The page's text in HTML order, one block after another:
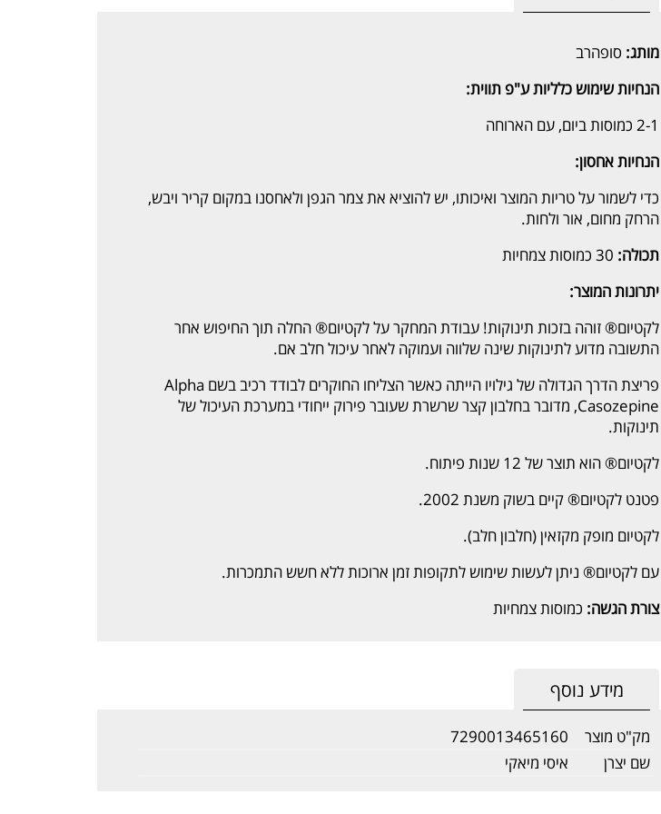
מותג: סופהרב
הנחיות שימוש כלליות ע"פ תווית:
2-1 כמוסות ביום, עם הארוחה
הנחיות אחסון:
כדי לשמור על טריות המוצר ואיכותו, יש להוציא את צמר הגפן ולאחסנו במקום קריר ויבש,
הרחק מחום, אור ולחות.
תכולה:
יתרונות המוצר:
לקטיום® זוהה בזכות תינוקות! עבודת המחקר על לקטיום® החלה תוך החיפוש אחר
התשובה מדוע לתינוקות שינה שלווה ועמוקה לאחר עיכול חלב אם.
פריצת הדרך הגדולה של גילויו הייתה כאשר הצליחו החוקרים לבודד רכיב בשם Alpha
Casozepine, מדובר בחלבון קצר שרשרת שעובר פירוק ייחודי במערכת העיכול של
תינוקות.
לקטיום® הוא תוצר של 12 שנות פיתוח.
פטנט לקטיום® קיים בשוק משנת 2002.
לקטיום מופק מקזאין (חלבון חלב).
עם לקטיום® ניתן לעשות שימוש לתקופות זמן ארוכות ללא חשש התמכרות.
צורת הגשה: כמוסות צמחיות
מידע נוסף
מק"ט מוצר
7290013465160
שם יצרן
איסי מיאקי